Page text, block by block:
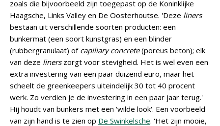
zoals die bijvoorbeeld zijn toegepast op de Koninklijke
Haagsche, Links Valley en De Oosterhoutse. 'Deze liners
bestaan uit verschillende soorten producten: een
bunkermat (een soort kunstgras) en een blinder
(rubbergranulaat) of capiliary concrete(poreus beton); elk
van deze linerszorgt voor stevigheid. Het is wel even een
extra investering van een paar duizend euro, maar het
scheelt de greenkeepers uiteindelijk 30 tot 40 procent
werk. Zo verdien je de investering in een paar jaar terug.'
Hij houdt van bunkers met een 'wilde look'. Een voorbeeld
van zijn hand is te zien op De Swinkelsche. 'Het zijn mooie,